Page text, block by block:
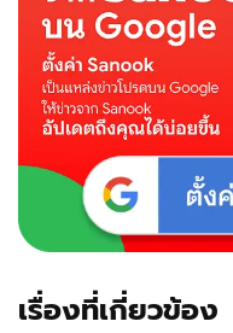
เรื่องที่เกี่ยวข้อง